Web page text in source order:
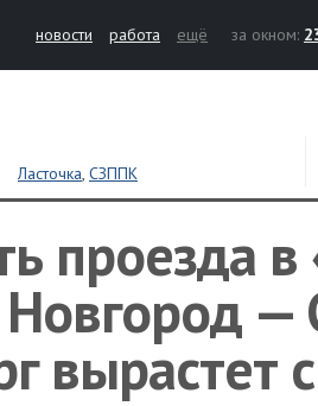
новости работа ещё за окном:
Ласточка, СЗППК
проезда в
—
вырастет